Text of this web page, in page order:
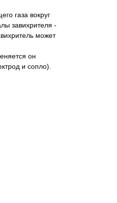
газа вокруг
завихрителя -
может
он
и сопло).